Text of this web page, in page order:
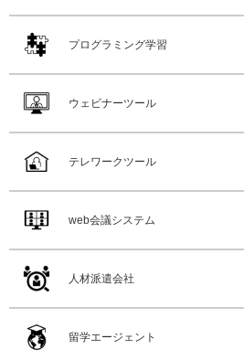
プログラミング学習
ウェビナーツール
テレワークツール
web会議システム
人材派遣会社
留学エージェント